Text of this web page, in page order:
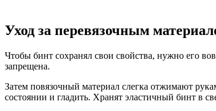
Уход за перевязочным
Чтобы бинт сохранял свои свойства, нужно его
запрещена.
Затем повязочный материал слегка отжимают
состоянии и гладить. Хранят эластичный бинт в